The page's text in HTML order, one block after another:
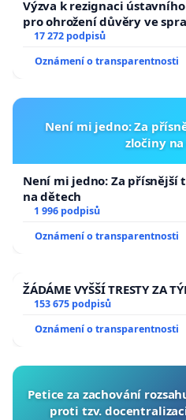
lidskost.
Děkujeme, že
včetně těch nejmenších,
Výzva k rezignaci ústavního
pro ohrožení důvěry ve
17 272 podpisů
Oznámení o transparentnosti
Není mi jedno: Za
zločiny
Není mi jedno: Za přísnější
na dětech
1 996 podpisů
Oznámení o transparentnosti
ŽÁDÁME VYŠŠÍ TRESTY ZA
153 675 podpisů
Oznámení o transparentnosti
Petice za zachování
proti tzv.